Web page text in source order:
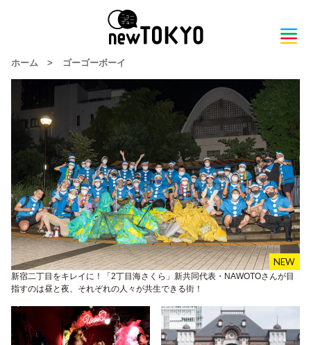
ホーム > ゴーゴーボーイ
新宿二丁目をキレイに！「2丁目海さくら」新共同代表・NAWOTOさんが目
指すのは昼と夜、それぞれの人々が共生できる街！